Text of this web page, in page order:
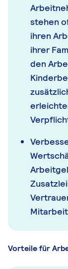
stehen
ihren
ihrer
den
Vorteile für